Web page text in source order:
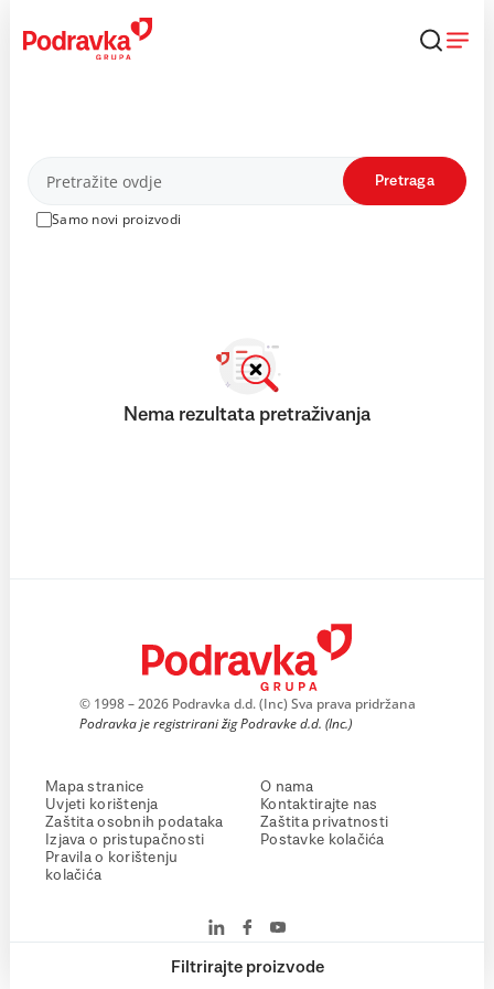
content
Proizvodi
Samo novi proizvodi
Pretraga
Filtrirajte proizvode
Nema rezultata pretraživanja
© 1998 – 2026 Podravka d.d. (Inc) Sva prava pridržana
Podravka je registrirani žig Podravke d.d. (Inc.)
Mapa stranice
Uvjeti korištenja
Zaštita osobnih podataka
Izjava o pristupačnosti
Pravila o korištenju
kolačića
O nama
Kontaktirajte nas
Zaštita privatnosti
Postavke kolačića